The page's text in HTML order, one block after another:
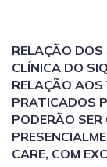
RELAÇÃO DOS
CLÍNICA DO
RELAÇÃO AOS
PRATICADOS
PODERÃO
CARE, COM